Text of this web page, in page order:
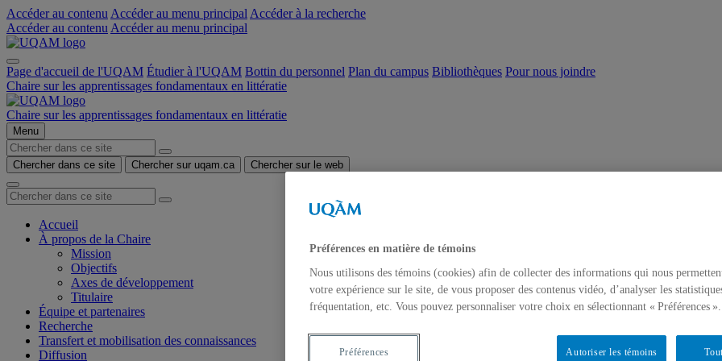
Accéder au contenu Accéder au menu principal Accéder à la recherche
Accéder au contenu Accéder au menu principal
Page d'accueil de l'UQAM Étudier à l'UQAM Bottin du personnel Plan du campus Bibliothèques Pour nous joindre
Chaire sur les apprentissages fondamentaux en littératie
Chaire sur les apprentissages fondamentaux en littératie
Menu
Chercher dans ce site Chercher sur uqam.ca Chercher sur le web
Accueil
À propos de la Chaire
Mission
Objectifs
Axes de développement
Titulaire
Équipe et partenaires
Recherche
Transfert et mobilisation des connaissances
Diffusion
Préférences en matière de témoins
Nous utilisons des témoins (cookies) afin de collecter des informations qui nous
votre expérience sur le site, de vous proposer des contenus vidéo, d’analyser les
fréquentation, etc. Vous pouvez personnaliser votre choix en sélectionnant « Préférences ».
Autoriser les témoins
Préférences